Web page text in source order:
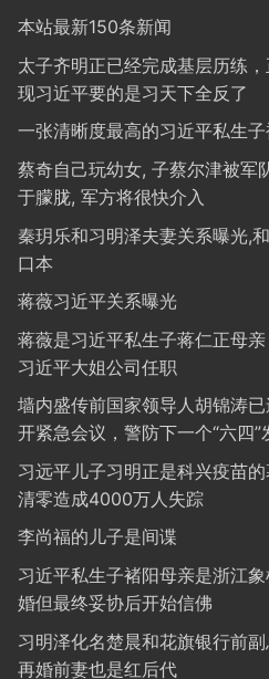
本站最新150条新闻
太子齐明正已经完成基层历练
现习近平要的是习天下全反了
一张清晰度最高的习近平私生
蔡奇自己玩幼女, 子蔡尔津被军
于朦胧, 军方将很快介入
秦玥乐和习明泽夫妻关系曝光,
口本
蒋薇习近平关系曝光
蒋薇是习近平私生子蒋仁正母
习近平大姐公司任职
墙内盛传前国家领导人胡锦涛
开紧急会议，警防下一个“六四”
习远平儿子习明正是科兴疫苗
清零造成4000万人失踪
李尚福的儿子是间谍
习近平私生子褚阳母亲是浙江
婚但最终妥协后开始信佛
习明泽化名楚晨和花旗银行前
再婚前妻也是红后代